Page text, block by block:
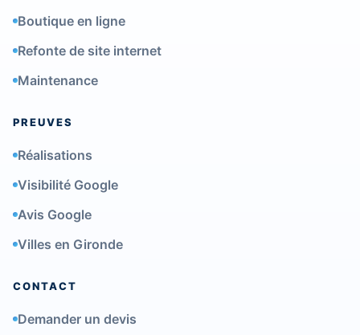
Boutique en ligne
Refonte de site internet
Maintenance
PREUVES
Réalisations
Visibilité Google
Avis Google
Villes en Gironde
CONTACT
Demander un devis